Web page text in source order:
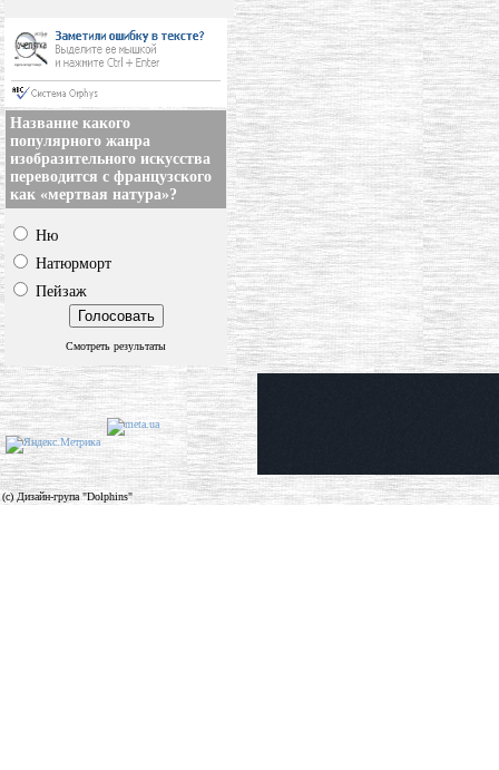
Название какого
популярного жанра
изобразительного искусства
переводится с французского
как «мертвая натура»?
Ню
Натюрморт
Пейзаж
Смотреть результаты
(c) Дизайн-група "Dolphins"